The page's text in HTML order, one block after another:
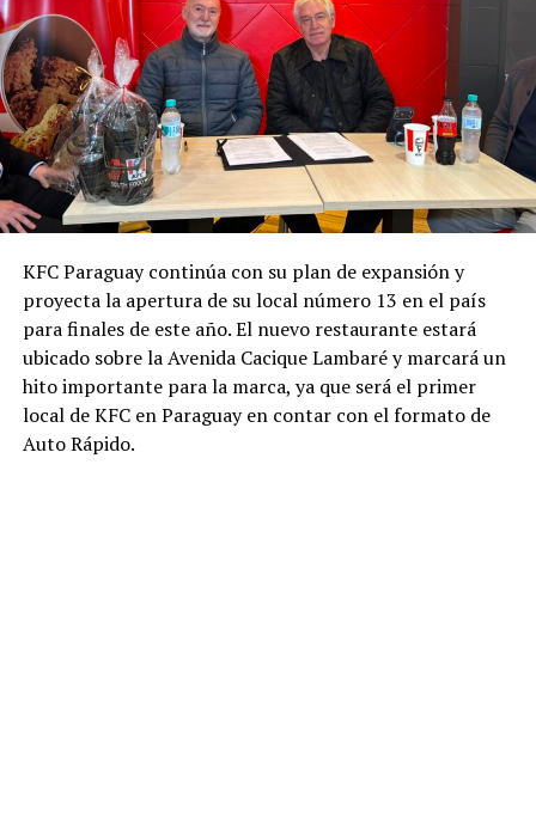
KFC Paraguay continúa con su plan de expansión y
proyecta la apertura de su local número 13 en el país
para finales de este año. El nuevo restaurante estará
ubicado sobre la Avenida Cacique Lambaré y marcará un
hito importante para la marca, ya que será el primer
local de KFC en Paraguay en contar con el formato de
Auto Rápido.